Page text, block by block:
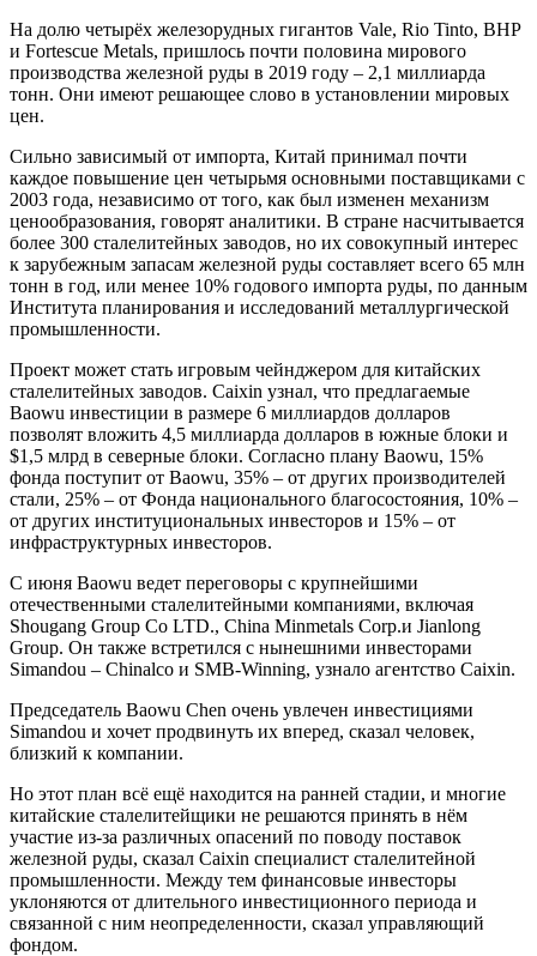
На долю четырёх железорудных гигантов Vale, Rio Tinto, BHP
и Fortescue Metals, пришлось почти половина мирового
производства железной руды в 2019 году – 2,1 миллиарда
тонн. Они имеют решающее слово в установлении мировых
цен.
Сильно зависимый от импорта, Китай принимал почти
каждое повышение цен четырьмя основными поставщиками с
2003 года, независимо от того, как был изменен механизм
ценообразования, говорят аналитики. В стране насчитывается
более 300 сталелитейных заводов, но их совокупный интерес
к зарубежным запасам железной руды составляет всего 65 млн
тонн в год, или менее 10% годового импорта руды, по данным
Института планирования и исследований металлургической
промышленности.
Проект может стать игровым чейнджером для китайских
сталелитейных заводов. Caixin узнал, что предлагаемые
Baowu инвестиции в размере 6 миллиардов долларов
позволят вложить 4,5 миллиарда долларов в южные блоки и
$1,5 млрд в северные блоки. Согласно плану Baowu, 15%
фонда поступит от Baowu, 35% – от других производителей
стали, 25% – от Фонда национального благосостояния, 10% –
от других институциональных инвесторов и 15% – от
инфраструктурных инвесторов.
С июня Baowu ведет переговоры с крупнейшими
отечественными сталелитейными компаниями, включая
Shougang Group Co LTD., China Minmetals Corp.и Jianlong
Group. Он также встретился с нынешними инвесторами
Simandou – Chinalco и SMB-Winning, узнало агентство Caixin.
Председатель Baowu Chen очень увлечен инвестициями
Simandou и хочет продвинуть их вперед, сказал человек,
близкий к компании.
Но этот план всё ещё находится на ранней стадии, и многие
китайские сталелитейщики не решаются принять в нём
участие из-за различных опасений по поводу поставок
железной руды, сказал Caixin специалист сталелитейной
промышленности. Между тем финансовые инвесторы
уклоняются от длительного инвестиционного периода и
связанной с ним неопределенности, сказал управляющий
фондом.